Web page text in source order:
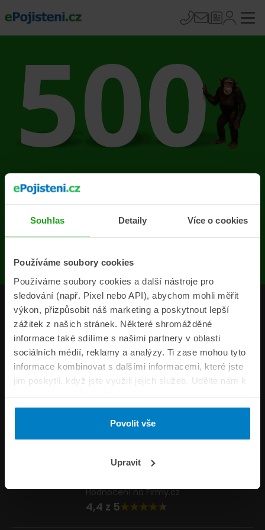
Souhlas Detaily Více o cookies
Používáme soubory cookies
Používáme soubory cookies a další nástroje pro
sledování (např. Pixel nebo API), abychom mohli měřit
výkon, přizpůsobit náš marketing a poskytnout lepší
zážitek z našich stránek. Některé shromážděné
informace také sdílíme s našimi partnery v oblasti
sociálních médií, reklamy a analýzy. Ti zase mohou tyto
informace kombinovat s dalšími informacemi, které jste
jim poskytli, když jste využili jejich služeb. Udělte nám k
tomu prosím svůj souhlas.
Povolit vše
Upravit
Na stránce se vyskytla
chyba
Produkty
Pojišťovny
Informace
ePojisteni.cz
Formuláře
Napište nám
Hodnocení na Firmy.cz
4,4 z 5